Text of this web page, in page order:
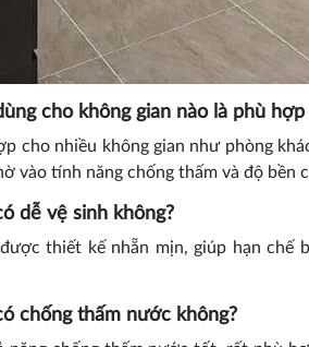
cho không gian nào là phù hợp
cho nhiều không gian như phòng
vào tính năng chống thấm và độ bền
dễ vệ sinh không?
thiết kế nhẵn mịn, giúp hạn chế
chống thấm nước không?